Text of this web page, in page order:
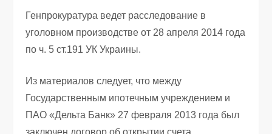
Генпрокуратура ведет расследование в
уголовном производстве от 28 апреля 2014 года
по ч. 5 ст.191 УК Украины.
Из материалов следует, что между
Государственным ипотечным учреждением и
ПАО «Дельта Банк» 27 февраля 2013 года был
заключен договор об открытии счета.